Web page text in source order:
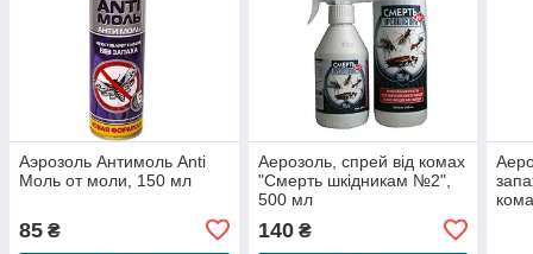
Аэрозоль Антимоль Anti
Моль от моли, 150 мл
85 ₴
Аерозоль, спрей від комах
"Смерть шкідникам №2",
500 мл
140₴